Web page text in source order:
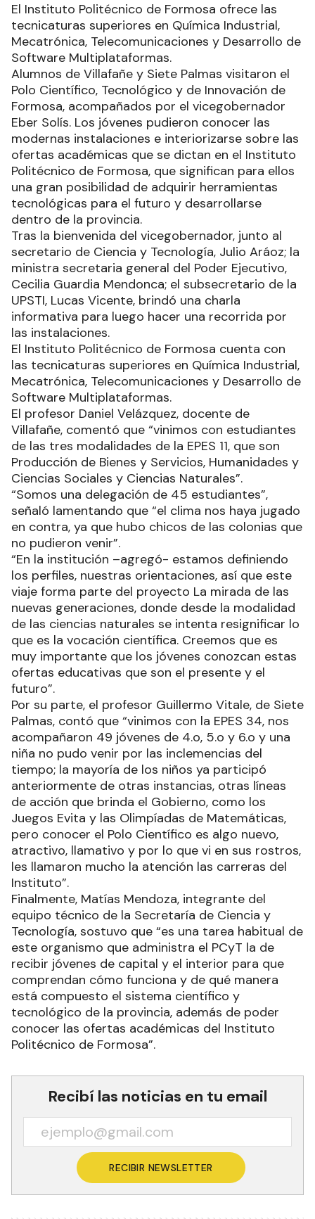
El Instituto Politécnico de Formosa ofrece las
tecnicaturas superiores en Química Industrial,
Mecatrónica, Telecomunicaciones y Desarrollo de
Software Multiplataformas.
Alumnos de Villafañe y Siete Palmas visitaron el
Polo Científico, Tecnológico y de Innovación de
Formosa, acompañados por el vicegobernador
Eber Solís. Los jóvenes pudieron conocer las
modernas instalaciones e interiorizarse sobre las
ofertas académicas que se dictan en el Instituto
Politécnico de Formosa, que significan para ellos
una gran posibilidad de adquirir herramientas
tecnológicas para el futuro y desarrollarse
dentro de la provincia.
Tras la bienvenida del vicegobernador, junto al
secretario de Ciencia y Tecnología, Julio Aráoz; la
ministra secretaria general del Poder Ejecutivo,
Cecilia Guardia Mendonca; el subsecretario de la
UPSTI, Lucas Vicente, brindó una charla
informativa para luego hacer una recorrida por
las instalaciones.
El Instituto Politécnico de Formosa cuenta con
las tecnicaturas superiores en Química Industrial,
Mecatrónica, Telecomunicaciones y Desarrollo de
Software Multiplataformas.
El profesor Daniel Velázquez, docente de
Villafañe, comentó que “vinimos con estudiantes
de las tres modalidades de la EPES 11, que son
Producción de Bienes y Servicios, Humanidades y
Ciencias Sociales y Ciencias Naturales”.
“Somos una delegación de 45 estudiantes”,
señaló lamentando que “el clima nos haya jugado
en contra, ya que hubo chicos de las colonias que
no pudieron venir”.
“En la institución –agregó- estamos definiendo
los perfiles, nuestras orientaciones, así que este
viaje forma parte del proyecto La mirada de las
nuevas generaciones, donde desde la modalidad
de las ciencias naturales se intenta resignificar lo
que es la vocación científica. Creemos que es
muy importante que los jóvenes conozcan estas
ofertas educativas que son el presente y el
futuro”.
Por su parte, el profesor Guillermo Vitale, de Siete
Palmas, contó que “vinimos con la EPES 34, nos
acompañaron 49 jóvenes de 4.o, 5.o y 6.o y una
niña no pudo venir por las inclemencias del
tiempo; la mayoría de los niños ya participó
anteriormente de otras instancias, otras líneas
de acción que brinda el Gobierno, como los
Juegos Evita y las Olimpíadas de Matemáticas,
pero conocer el Polo Científico es algo nuevo,
atractivo, llamativo y por lo que vi en sus rostros,
les llamaron mucho la atención las carreras del
Instituto”.
Finalmente, Matías Mendoza, integrante del
equipo técnico de la Secretaría de Ciencia y
Tecnología, sostuvo que “es una tarea habitual de
este organismo que administra el PCyT la de
recibir jóvenes de capital y el interior para que
comprendan cómo funciona y de qué manera
está compuesto el sistema científico y
tecnológico de la provincia, además de poder
conocer las ofertas académicas del Instituto
Politécnico de Formosa”.
Recibí las noticias en tu email
RECIBIR NEWSLETTER